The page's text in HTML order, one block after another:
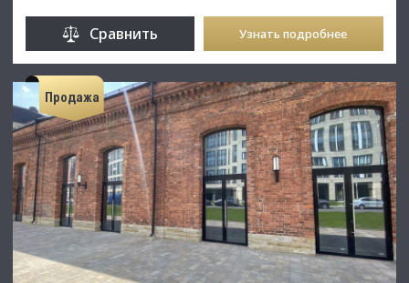
Сравнить Узнать подробнее
Продажа